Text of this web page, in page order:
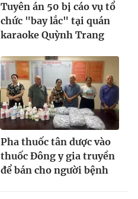
Tuyên án 50 bị cáo vụ tổ
chức "bay lắc" tại quán
karaoke Quỳnh Trang
Pha thuốc tân dược vào
thuốc Đông y gia truyền
để bán cho người bệnh